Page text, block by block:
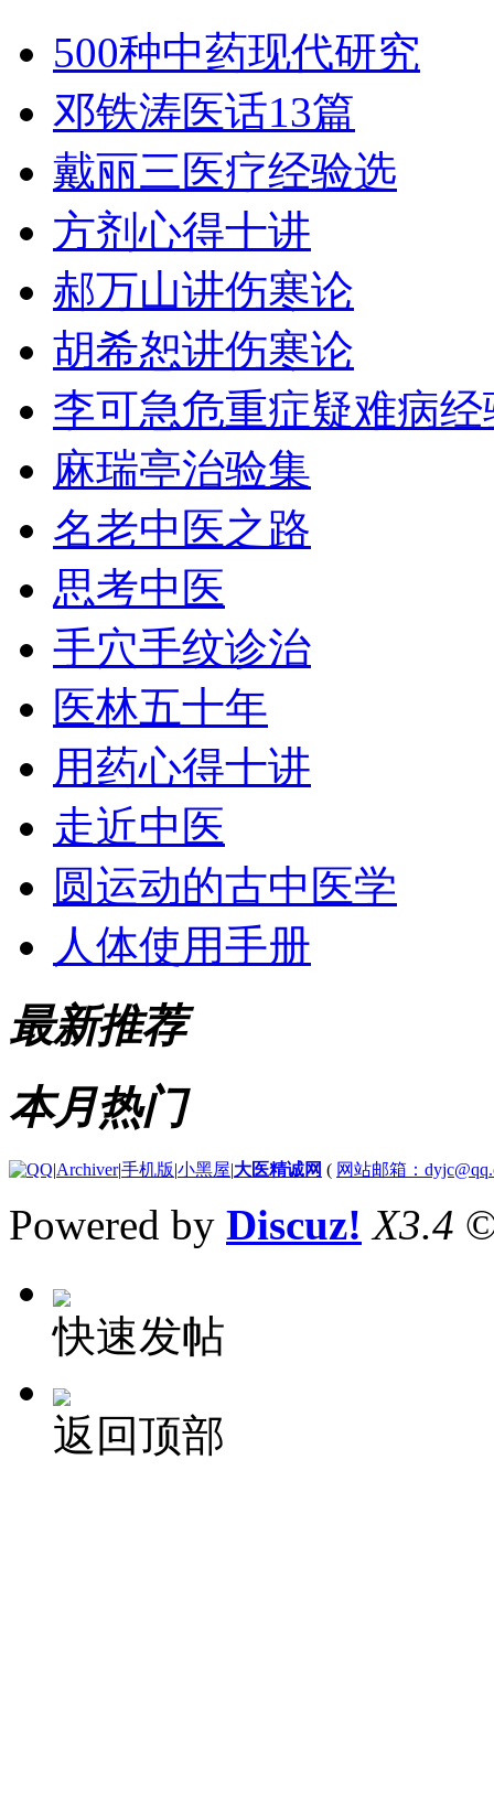
500种中药现代研究
邓铁涛医话13篇
戴丽三医疗经验选
方剂心得十讲
郝万山讲伤寒论
胡希恕讲伤寒论
李可急危重症疑难病经
麻瑞亭治验集
名老中医之路
思考中医
手穴手纹诊治
医林五十年
用药心得十讲
走近中医
圆运动的古中医学
人体使用手册
最新推荐
本月热门
|Archiver|手机版|小黑屋|大医精诚网 ( 网站邮箱：
Powered by Discuz! X3.4
快速发帖
返回顶部